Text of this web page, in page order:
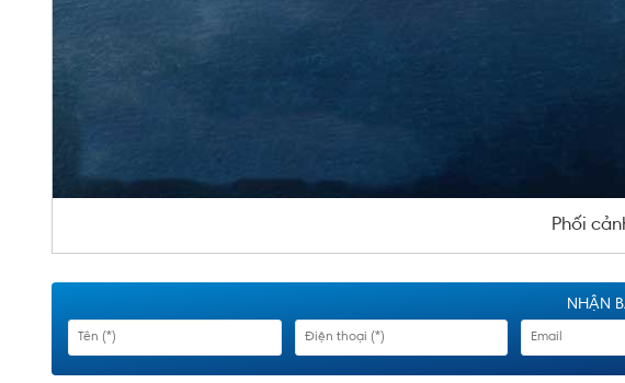
Phối
NHẬN